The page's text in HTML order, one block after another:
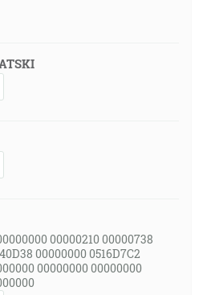
00000210 00000738
00000000 0516D7C2
00000000 00000000